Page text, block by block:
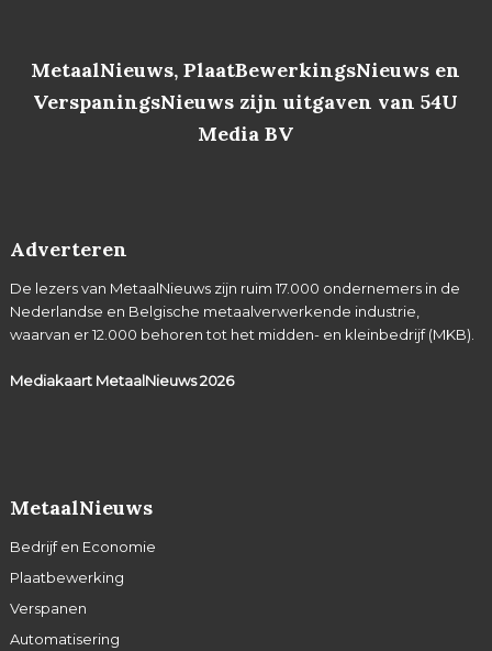
MetaalNieuws, PlaatBewerkingsNieuws en
VerspaningsNieuws zijn uitgaven van 54U
Media BV
Adverteren
De lezers van MetaalNieuws zijn ruim 17.000 ondernemers in de
Nederlandse en Belgische metaalverwerkende industrie,
waarvan er 12.000 behoren tot het midden- en kleinbedrijf (MKB).
Mediakaart MetaalNieuws2026
MetaalNieuws
Bedrijf en Economie
Plaatbewerking
Verspanen
Automatisering